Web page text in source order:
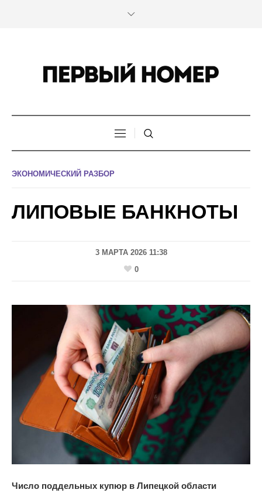
ЭКОНОМИЧЕСКИЙ РАЗБОР
ЛИПОВЫЕ БАНКНОТЫ
3 МАРТА 2026 11:38
0
Число поддельных купюр в Липецкой области